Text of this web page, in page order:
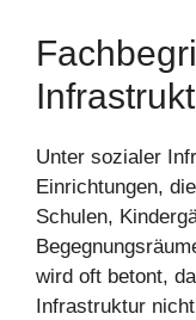
Unter sozialer
Einrichtungen,
Schulen,
wird oft betont,
Infrastruktur